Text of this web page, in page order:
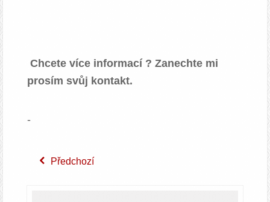
Chcete více informací ? Zanechte mi
prosím svůj kontakt.
-
Předchozí